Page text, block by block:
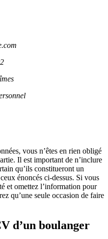
vous n’êtes en rien obligé
Il est important de n’inclure
qu’ils constitueront un
énoncés ci-dessus. Si vous
et omettez l’information pour
qu’une seule occasion de faire
d’un boulanger